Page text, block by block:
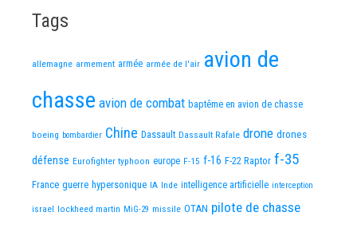
Tags
allemagne armement armée armée de l'air avion de
chasse avion de combat baptême en avion de chasse
boeing bombardier Chine Dassault Dassault Rafale drone drones
défense Eurofighter typhoon europe F-15 f-16 F-22 Raptor f-35
France guerre hypersonique IA Inde intelligence artificielle interception
israel lockheed martin MiG-29 missile OTAN pilote de chasse